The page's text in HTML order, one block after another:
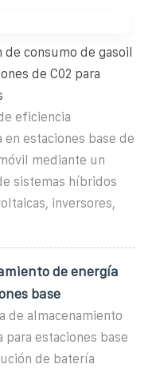
de consumo de gasoil
de C02 para
eficiencia
en estaciones base de
mediante un
sistemas híbridos
inversores,
de energía
base
de almacenamiento
para estaciones base
de batería